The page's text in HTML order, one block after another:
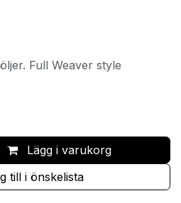
Full Weaver style
Lägg i varukorg
till i önskelista